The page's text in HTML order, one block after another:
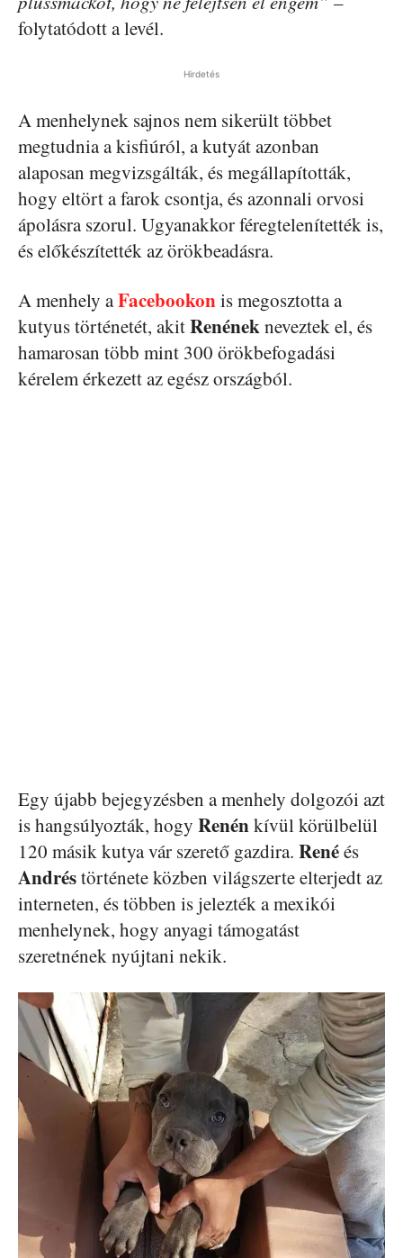
folytatódott a levél.
Hirdetés
A menhelynek sajnos nem sikerült többet
megtudnia a kisfiúról, a kutyát azonban
alaposan megvizsgálták, és megállapították,
hogy eltört a farok csontja, és azonnali orvosi
ápolásra szorul. Ugyanakkor féregtelenítették is,
és előkészítették az örökbeadásra.
A menhely aFacebookonis megosztotta a
kutyus történetét, akitRenénekneveztek el, és
hamarosan több mint 300 örökbefogadási
kérelem érkezett az egész országból.
Egy újabb bejegyzésben a menhely dolgozói azt
is hangsúlyozták, hogy Renénkívül körülbelül
120 másik kutya vár szerető gazdira. Renéés
Andréstörténete közben világszerte elterjedt az
interneten, és többen is jelezték a mexikói
menhelynek, hogy anyagi támogatást
szeretnének nyújtani nekik.